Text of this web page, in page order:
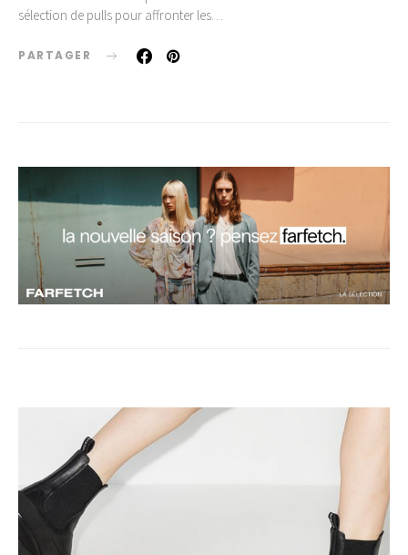
sélection de pulls pour affronter les…
PARTAGER